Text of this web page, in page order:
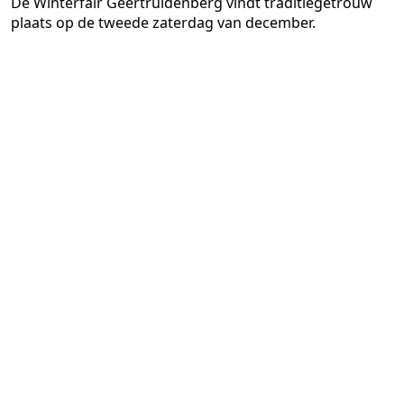
plaats op de tweede zaterdag van december.